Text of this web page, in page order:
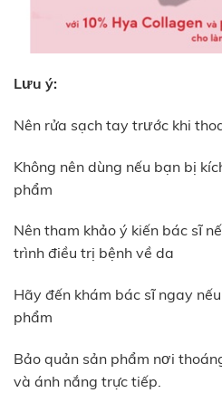
Lưu ý:
Nên rửa sạch tay trước khi
Không nên dùng nếu bạn bị
phẩm
Nên tham khảo ý kiến bác sĩ
trình điều trị bệnh về da
Hãy đến khám bác sĩ ngay
phẩm
Bảo quản sản phẩm nơi
và ánh nắng trực tiếp.